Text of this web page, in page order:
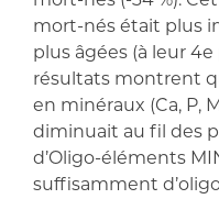
mort-nés était plus
plus âgées (à leur
résultats montrent
en minéraux (Ca, P,
diminuait au fil des
d’Oligo-éléments
suffisamment